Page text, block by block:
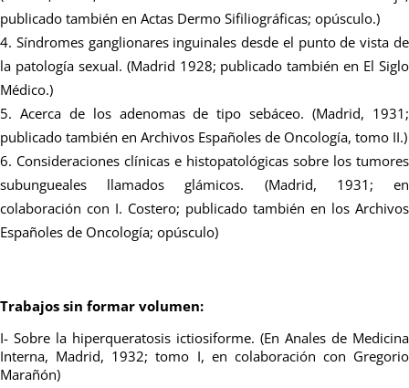
publicado también en Actas Dermo Sifiliográficas; opúsculo.)
Síndromes ganglionares inguinales desde el punto de vista de
la patología sexual. (Madrid 1928; publicado también en El Siglo
Médico.)
Acerca de los adenomas de tipo sebáceo. (Madrid, 1931;
publicado también en Archivos Españoles de Oncología, tomo II.)
Consideraciones clínicas e histopatológicas sobre los tumores
subungueales llamados glámicos. (Madrid, 1931; en
colaboración con I. Costero; publicado también en los Archivos
Españoles de Oncología; opúsculo)
Trabajos sin formar volumen:
I- Sobre la hiperqueratosis ictiosiforme. (En Anales de Medicina
Interna, Madrid, 1932; tomo I, en colaboración con Gregorio
Marañón)